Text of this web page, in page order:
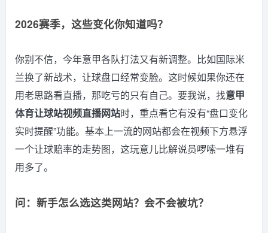
2026赛季，这些变化你知道吗？
你别不信，今年意甲各队打法又有新调整。比如国际米
兰换了新战术，让球盘口经常变脸。这时候如果你还在
用老思路看直播，那吃亏的只有自己。要我说，找意甲
体育让球站视频直播网站时，重点看它有没有“盘口变化
实时提醒”功能。基本上一流的网站都会在视频下方悬浮
一个让球赔率的走势图，这玩意儿比解说员啰嗦一堆有
用多了。
问：新手怎么选这类网站？会不会被坑？